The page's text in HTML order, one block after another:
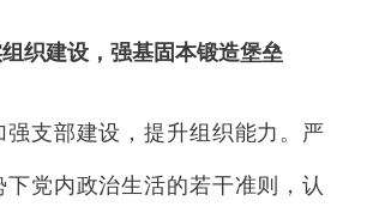
建设，强基固本锻造堡垒
部建设，提升组织能力。严
下党内政治生活的若干准则，认